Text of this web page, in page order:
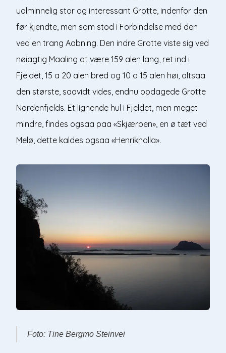
ualminnelig stor og interessant Grotte, indenfor den
før kjendte, men som stod i Forbindelse med den
ved en trang Aabning. Den indre Grotte viste sig ved
nøiagtig Maaling at være 159 alen lang, ret ind i
Fjeldet, 15 a 20 alen bred og 10 a 15 alen høi, altsaa
den største, saavidt vides, endnu opdagede Grotte
Nordenfjelds. Et lignende hul i Fjeldet, men meget
mindre, findes ogsaa paa «Skjærpen», en ø tæt ved
Melø, dette kaldes ogsaa «Henrikholla».
Foto: Tine Bergmo Steinvei